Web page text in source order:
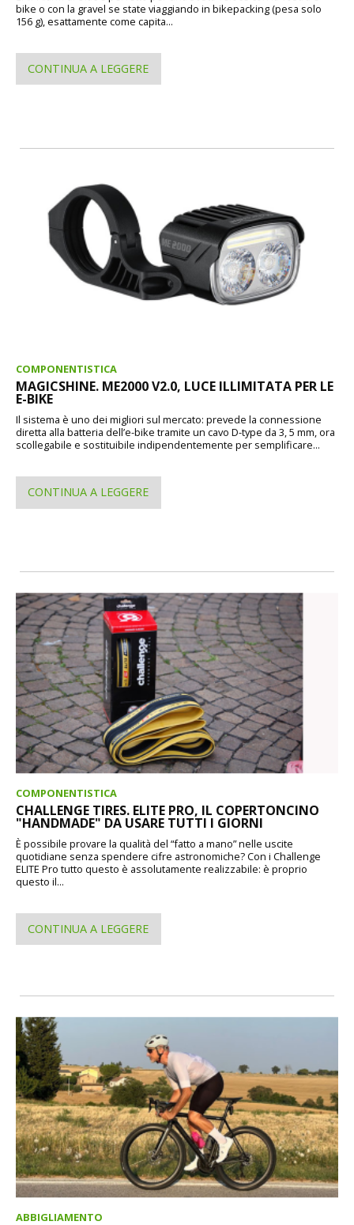
bike o con la gravel se state viaggiando in bikepacking (pesa solo
156 g), esattamente come capita...
CONTINUA A LEGGERE
COMPONENTISTICA
MAGICSHINE. ME2000 V2.0, LUCE ILLIMITATA PER LE
E-BIKE
Il sistema è uno dei migliori sul mercato: prevede la connessione
diretta alla batteria dell’e-bike tramite un cavo D-type da 3, 5 mm, ora
scollegabile e sostituibile indipendentemente per semplificare...
CONTINUA A LEGGERE
COMPONENTISTICA
CHALLENGE TIRES. ELITE PRO, IL COPERTONCINO
"HANDMADE" DA USARE TUTTI I GIORNI
È possibile provare la qualità del “fatto a mano” nelle uscite
quotidiane senza spendere cifre astronomiche? Con i Challenge
ELITE Pro tutto questo è assolutamente realizzabile: è proprio
questo il...
CONTINUA A LEGGERE
ABBIGLIAMENTO